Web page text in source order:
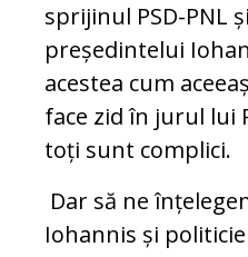
sprijinul PSD-PNL
președintelui
acestea cum
face zid în jurul lui
toți sunt complici.
Dar să ne
Iohannis și